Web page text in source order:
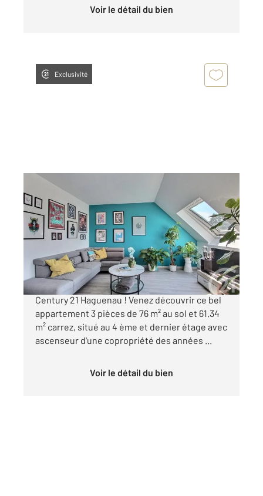
Voir le détail du bien
Exclusivité
HAGUENAU 67
76,54 m
, 3 pièces
Ref : 2238
Appartement F3 à vendre
214 000 €
HAGUENAU, En exclusivité dans votre agence
Century 21 Haguenau ! Venez découvrir ce bel
appartement 3 pièces de 76 m² au sol et 61.34
m² carrez, situé au 4 ème et dernier étage avec
ascenseur d'une copropriété des années ...
Voir le détail du bien